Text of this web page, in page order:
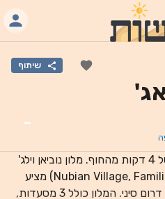
שיתוף
-
מקום אירוח זה נמצא במרחק של 4 דקות מהחוף. מלון נוביאן וילג'
אקווה (Nubian Village, Families and Couples only) מציע
חוף פרטי ונופים של ים סוף והרי דרום סיני. המלון כולל 3 מסעדות,